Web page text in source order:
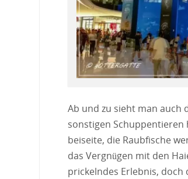
Ab und zu sieht man auch
sonstigen
beiseite, die Raubfische
das Vergnügen mit den
prickelndes Erlebnis,